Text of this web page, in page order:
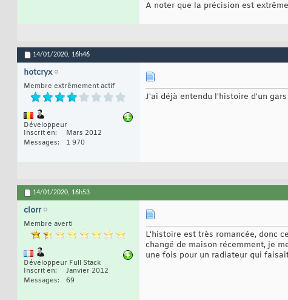
A noter que la précision est
14/01/2020, 16h46
hotcryx
Membre extrêmement actif
Développeur
Inscrit en
Mars 2012
Messages
1 970
J'ai déjà entendu l'histoire d'un
14/01/2020, 16h53
clorr
Membre averti
Développeur Full Stack
Inscrit en
Janvier 2012
Messages
69
L'histoire est très romancée, donc
changé de maison récemment, je
une fois pour un radiateur qui